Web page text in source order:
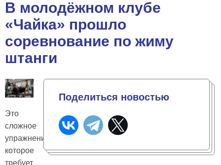
В молодёжном клубе
«Чайка» прошло
соревнование по жиму
штанги
Это
сложное
упражнение,
которое
требует
Поделиться новостью